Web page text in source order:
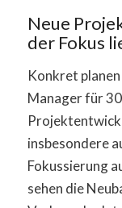
Neue
der Fokus
Konkret
Manager für
insbesondere
Fokussierung
sehen die